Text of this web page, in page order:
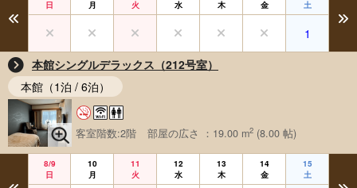
日 月 火 水 木 金 土
1
本館シングルデラックス（212号室）
本館（1泊 / 6泊）
客室階数:2階 部屋の広さ ：19.00 m2 (8.00 帖)
8/9
日
10
月
11
火
12
水
13
木
14
金
15
土